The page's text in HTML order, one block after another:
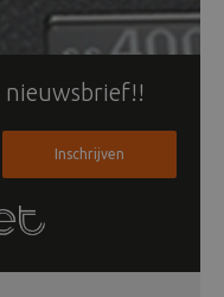
nieuwsbrief!!
Inschrijven